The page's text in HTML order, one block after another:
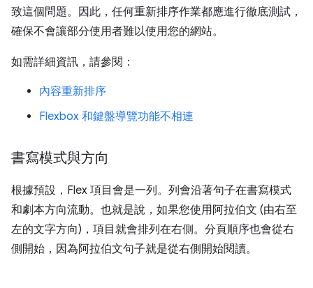
致這個問題。因此，任何重新排序作業都應進行徹底測試，
確保不會讓部分使用者難以使用您的網站。
如需詳細資訊，請參閱：
內容重新排序
Flexbox 和鍵盤導覽功能不相連
書寫模式與方向
根據預設，Flex 項目會是一列。列會沿著句子在書寫模式
和劇本方向流動。也就是說，如果您使用阿拉伯文 (由右至
左的文字方向)，項目就會排列在右側。分頁順序也會從右
側開始，因為阿拉伯文句子就是從右側開始閱讀。